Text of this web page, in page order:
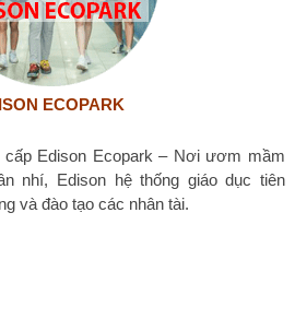
ECOPARK
Edison Ecopark – Nơi ươm mầm
nhí, Edison hệ thống giáo dục tiên
và đào tạo các nhân tài.